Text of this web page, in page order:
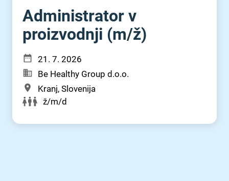
Administrator v
proizvodnji (m⁠/⁠ž)
21. 7. 2026
Be Healthy Group d.o.o.
Kranj, Slovenija
ž/m/d